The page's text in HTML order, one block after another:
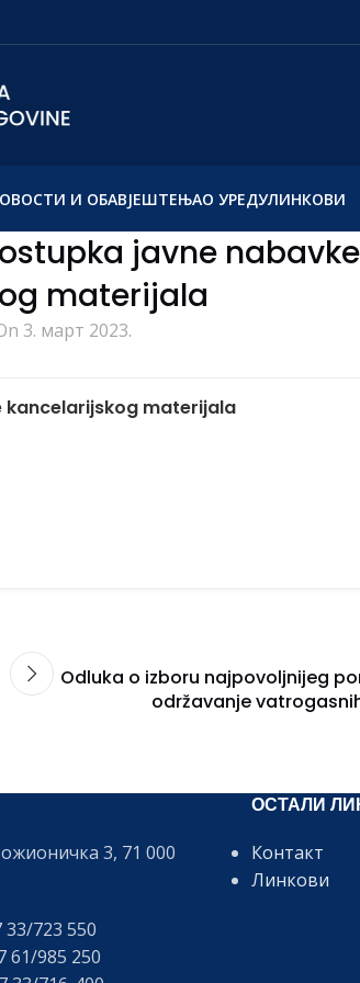
И ОБАВЈЕШТЕЊАО УРЕДУЛИНКОВИ
javne nabavke
materijala
3. март 2023.
kancelarijskog materijala
Odluka o izboru najpovoljnijeg
održavanje
3, 71 000
33/723 550
61/985 250
ОСТАЛИ
Контакт
Линкови